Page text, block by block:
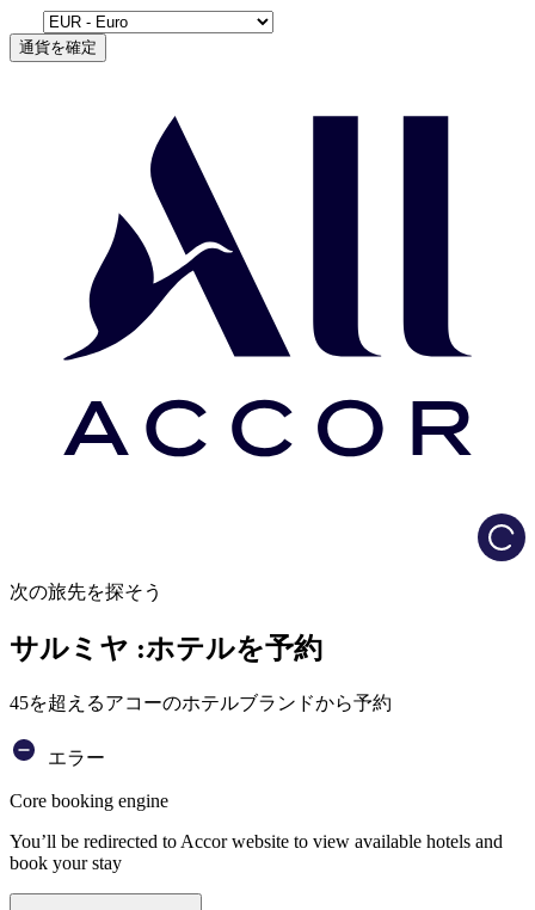
通貨を確定
次の旅先を探そう
サルミヤ :ホテルを予約
45を超えるアコーのホテルブランドから予約
エラー
Core booking engine
You’ll be redirected to Accor website to view available hotels and
book your stay